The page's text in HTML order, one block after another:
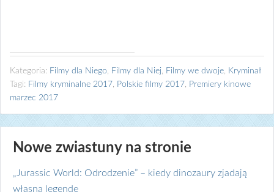
Kategoria: Filmy dla Niego, Filmy dla Niej, Filmy we dwoje, Kryminał
Tagi: Filmy kryminalne 2017, Polskie filmy 2017, Premiery kinowe
marzec 2017
Nowe zwiastuny na stronie
„Jurassic World: Odrodzenie” – kiedy dinozaury zjadają
własną legendę